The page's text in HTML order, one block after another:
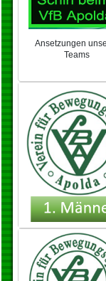
Ansetzungen
Teams